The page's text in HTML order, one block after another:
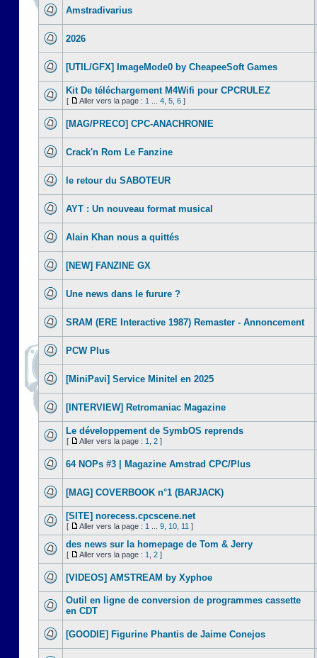
Amstradivarius
2026
[UTIL/GFX] ImageMode0 by CheapeeSoft Games
Kit De téléchargement M4Wifi pour CPCRULEZ
[ Aller vers la page : 1 4 5 6 ]
[MAG/PRECO] CPC-ANACHRONIE
Crack'n Rom Le Fanzine
le retour du SABOTEUR
AYT : Un nouveau format musical
Alain Khan nous a quittés
[NEW] FANZINE GX
Une news dans le furure ?
SRAM (ERE Interactive 1987) Remaster - Annoncement
PCW Plus
[MiniPavi] Service Minitel en 2025
[INTERVIEW] Retromaniac Magazine
Le développement de SymbOS reprends
[ Aller vers la page : 1 2 ]
64 NOPs #3 | Magazine Amstrad CPC/Plus
[MAG] COVERBOOK n°1 (BARJACK)
[SITE] norecess.cpcscene.net
[ Aller vers la page : 1 9 10 11 ]
des news sur la homepage de Tom & Jerry
[ Aller vers la page : 1 2 ]
[VIDEOS] AMSTREAM by Xyphoe
Outil en ligne de conversion de programmes cassette
en CDT
[GOODIE] Figurine Phantis de Jaime Conejos